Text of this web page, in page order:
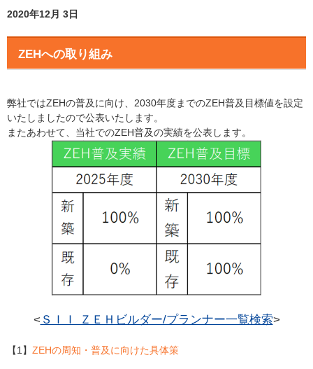
2020年12月 3日
ZEHへの取り組み
弊社ではZEHの普及に向け、2030年度までのZEH普及目標値を設定
いたしましたので公表いたします。
またあわせて、当社でのZEH普及の実績を公表します。
< ＳＩＩ ＺＥＨビルダー/プランナー一覧検索>
【1】 ZEHの周知・普及に向けた具体策